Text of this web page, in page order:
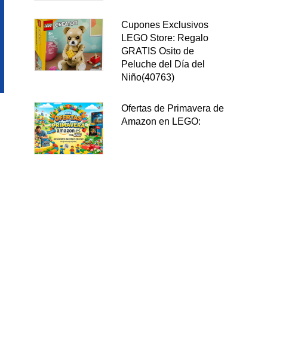
Cupones Exclusivos
LEGO Store: Regalo
GRATIS Osito de
Peluche del Día del
Niño(40763)
Ofertas de Primavera de
Amazon en LEGO: